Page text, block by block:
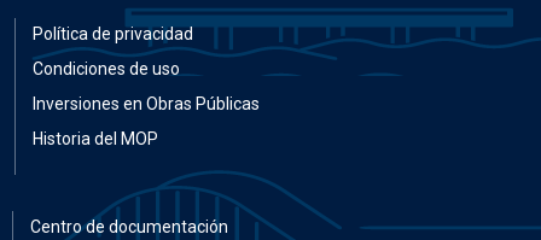
Política de privacidad
Condiciones de uso
Inversiones en Obras Públicas
Historia del MOP
Centro de documentación